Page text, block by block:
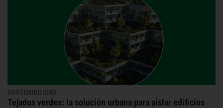
SOSTENIBILIDAD
Tejados verdes: la solución urbana para aislar edificios